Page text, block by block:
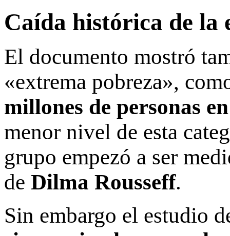
Caída histórica de la
El documento mostró
«extrema pobreza»,
millones de personas
menor nivel de esta
grupo empezó a ser
de Dilma Rousseff.
Sin embargo el estudio